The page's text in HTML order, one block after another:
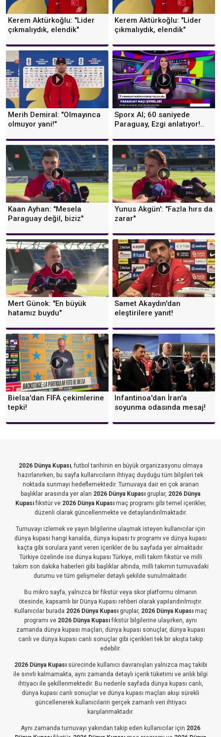
Kerem Aktürkoğlu: "Lider
çıkmalıydık, elendik"
Kerem Aktürkoğlu: "Lider
çıkmalıydık, elendik"
Merih Demiral: "Olmayınca
olmuyor yani!"
Sporx AI; 60 saniyede
Paraguay, Ezgi anlatıyor!..
Kaan Ayhan: "Mesela
Paraguay değil, biziz"
Yunus Akgün': "Fazla hırs da
zarar"
Mert Günok: "En büyük
hatamız buydu"
Samet Akaydın'dan
eleştirilere yanıt!
Bielsa'dan FIFA çekimlerine
tepki!
Infantinoa'dan İran'a
soyunma odasında mesaj!
2026 Dünya Kupası, futbol tarihinin en büyük organizasyonu olmaya
hazırlanırken, bu sayfa kullanıcıların ihtiyaç duyduğu tüm bilgileri tek
noktada sunmayı hedeflemektedir. Turnuvaya dair en çok aranan
başlıklar arasında yer alan 2026 Dünya Kupası gruplar, 2026 Dünya
Kupasıfikstür ve 2026 Dünya Kupasımaç programı gibi temel içerikler,
düzenli olarak güncellenmekte ve detaylandırılmaktadır.
Turnuvayı izlemek ve yayın bilgilerine ulaşmak isteyen kullanıcılar için
dünya kupası hangi kanalda, dünya kupası tv programı ve dünya kupası
kaçta gibi sorulara yanıt veren içerikler de bu sayfada yer almaktadır.
Türkiye özelinde ise dünya kupası Türkiye, milli takım fikstür ve milli
takım son dakika haberleri gibi başlıklar altında, milli takımın turnuvadaki
durumu ve tüm gelişmeler detaylı şekilde sunulmaktadır.
Bu mikro sayfa, yalnızca bir fikstür veya skor platformu olmanın
ötesinde, kapsamlı bir Dünya Kupası rehberi olarak yapılandırılmıştır.
Kullanıcılar burada 2026 Dünya Kupasıgruplar, 2026 Dünya Kupasımaç
programı ve 2026 Dünya Kupasıfikstür bilgilerine ulaşırken, aynı
zamanda dünya kupası maçları, dünya kupası sonuçlar, dünya kupası
canlı ve dünya kupası canlı sonuçlar gibi içerikleri tek bir akışta takip
edebilir.
2026 Dünya Kupasısürecinde kullanıcı davranışları yalnızca maç takibi
ile sınırlı kalmamakta, aynı zamanda detaylı içerik tüketimi ve anlık bilgi
ihtiyacı ile şekillenmektedir. Bu nedenle sayfada dünya kupası canlı,
dünya kupası canlı sonuçlar ve dünya kupası maçları akışı sürekli
güncellenerek kullanıcıların gerçek zamanlı veri ihtiyacı
karşılanmaktadır.
Aynı zamanda turnuvayı yakından takip eden kullanıcılar için 2026